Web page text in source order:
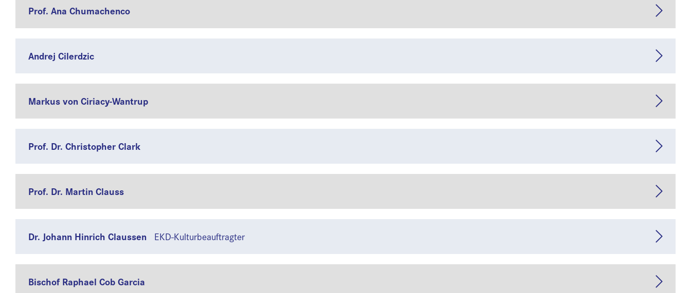
Prof. Ana Chumachenco
Andrej Cilerdzic
Markus von Ciriacy-Wantrup
Prof. Dr. Christopher Clark
Prof. Dr. Martin Clauss
Dr. Johann Hinrich Claussen EKD-Kulturbeauftragter
Bischof Raphael Cob Garcia